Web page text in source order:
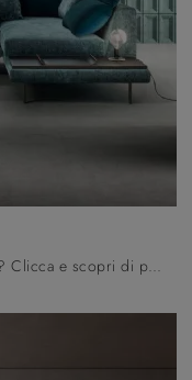
Cerchi salotti e divani Samoa in tessuto? Clicca e scopri di più sul modello Ares per spazi design.